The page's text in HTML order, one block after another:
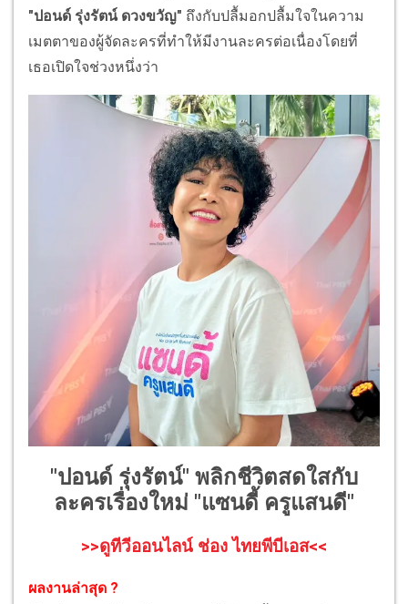
"ปอนด์ รุ่งรัตน์ ดวงขวัญ" ถึงกับปลื้มอกปลื้มใจในความ
เมตตาของผู้จัดละครที่ทำให้มีงานละครต่อเนื่องโดยที่
เธอเปิดใจช่วงหนึ่งว่า
"ปอนด์ รุ่งรัตน์" พลิกชีวิตสดใสกับ
ละครเรื่องใหม่ "แซนดี้ ครูแสนดี"
>>ดูทีวีออนไลน์ ช่อง ไทยพีบีเอส<<
ผลงานล่าสุด ?